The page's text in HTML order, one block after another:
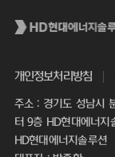
개인정보처리방침
주소 : 경기도 성남시
터 9층 HD현대에너지
HD현대에너지솔루션